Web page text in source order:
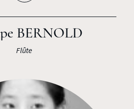
BERNOLD
Flûte